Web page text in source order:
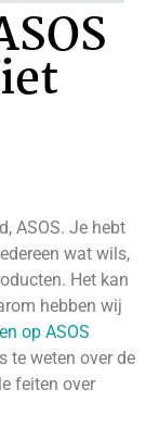
ASOS. Je hebt
wat wils,
Het kan
hebben wij
op ASOS
te weten over de
feiten over